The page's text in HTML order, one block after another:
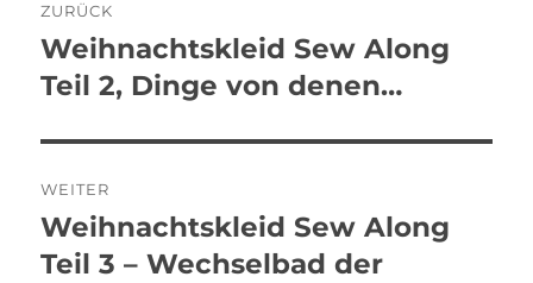
ZURÜCK
Vorheriger
Beitrag:
Weihnachtskleid Sew Along
Teil 2, Dinge von denen…
WEITER
Nächster
Beitrag:
Weihnachtskleid Sew Along
Teil 3 – Wechselbad der